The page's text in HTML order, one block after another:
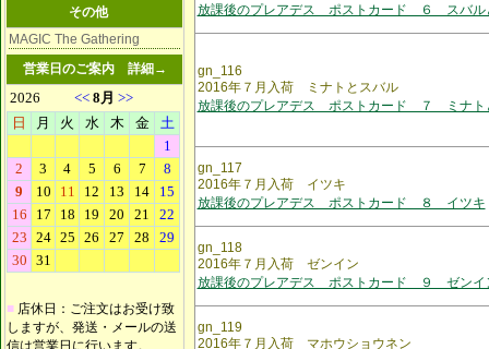
その他
MAGIC The Gathering
営業日のご案内 詳細→
■ 店休日：ご注文はお受け致
しますが、発送・メールの送
信は営業日に行います。
放課後のプレアデス ポストカード ６ スバル
gn_116
2016年７月入荷 ミナトとスバル
放課後のプレアデス ポストカード ７ ミナト
gn_117
2016年７月入荷 イツキ
放課後のプレアデス ポストカード ８ イツキ
gn_118
2016年７月入荷 ゼンイン
放課後のプレアデス ポストカード ９ ゼンイ
gn_119
2016年７月入荷 マホウショウネン